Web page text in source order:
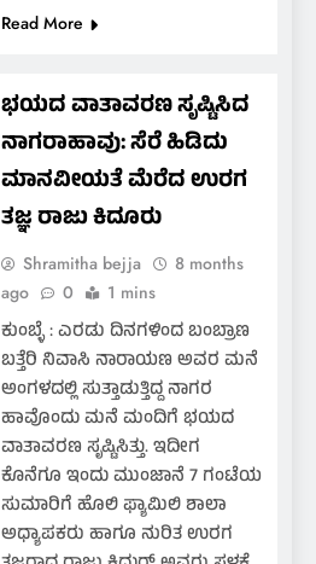
Read More
ಭಯದ ವಾತಾವರಣ ಸೃಷ್ಟಿಸಿದ
ನಾಗರಾಹಾವು: ಸೆರೆ ಹಿಡಿದು
ಮಾನವೀಯತೆ ಮೆರೆದ ಉರಗ
ತಜ್ಞ ರಾಜು ಕಿದೂರು
Shramitha bejja
8 months
ago
0 1 mins
ಕುಂಬ್ಳೆ : ಎರಡು ದಿನಗಳಿಂದ ಬಂಬ್ರಾಣ
ಬತ್ತೆರಿ ನಿವಾಸಿ ನಾರಾಯಣ ಅವರ ಮನೆ
ಅಂಗಳದಲ್ಲಿ ಸುತ್ತಾಡುತ್ತಿದ್ದ ನಾಗರ
ಹಾವೊಂದು ಮನೆ ಮಂದಿಗೆ ಭಯದ
ವಾತಾವರಣ ಸೃಷ್ಟಿಸಿತ್ತು. ಇದೀಗ
ಕೊನೆಗೂ ಇಂದು ಮುಂಜಾನೆ 7 ಗಂಟೆಯ
ಸುಮಾರಿಗೆ ಹೊಲಿ ಫ್ಯಾಮಿಲಿ ಶಾಲಾ
ಅಧ್ಯಾಪಕರು ಹಾಗೂ ನುರಿತ ಉರಗ